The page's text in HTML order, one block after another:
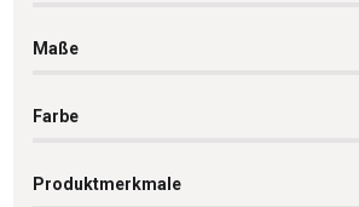
Maße
Farbe
Produktmerkmale